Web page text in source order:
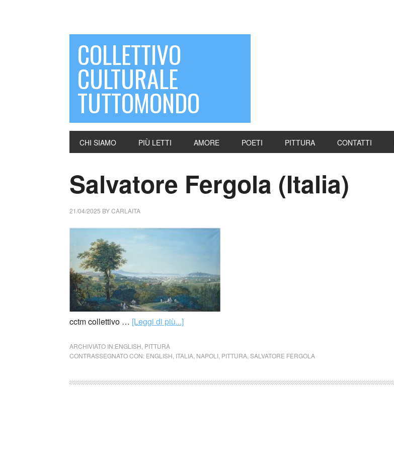
COLLETTIVO
CULTURALE
TUTTOMONDO
CHI SIAMO PIÙ LETTI AMORE POETI PITTURA CONTATTI
Salvatore Fergola (Italia)
21/04/2025 BYCARLAITA
cctm collettivo … [Leggi di più...]
ARCHIVIATO IN:ENGLISH PITTURA
CONTRASSEGNATO CON: ENGLISH ITALIA NAPOLI PITTURA SALVATORE FERGOLA